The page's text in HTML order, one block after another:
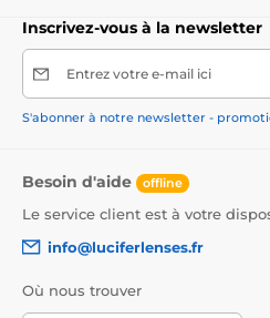
Inscrivez-vous à la newsletter
Entrez votre e-mail ici
S'abonner à notre newsletter -
Besoin d'aide offline
Le service client est à votre
info@luciferlenses.fr
Où nous trouver